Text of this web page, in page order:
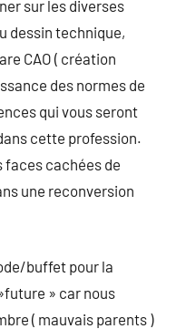
sur les diverses
dessin technique,
CAO ( création
des normes de
qui vous seront
cette profession.
faces cachées de
une reconversion
buffet pour la
» car nous
( mauvais parents )